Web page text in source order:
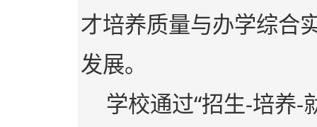
才培养质量与办学综合
发展。
学校通过“招生-培养-